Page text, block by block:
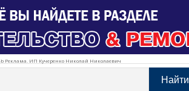
Реклама. ИП Кучеренко Николай Николаевич
Найти